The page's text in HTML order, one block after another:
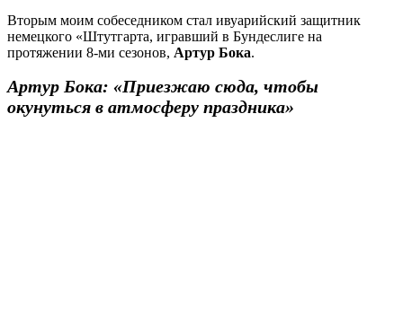
Вторым моим собеседником стал ивуарийский защитник
немецкого «Штутгарта, игравший в Бундеслиге на
протяжении 8-ми сезонов, Артур Бока.
Артур Бока: «Приезжаю сюда, чтобы
окунуться в атмосферу праздника»